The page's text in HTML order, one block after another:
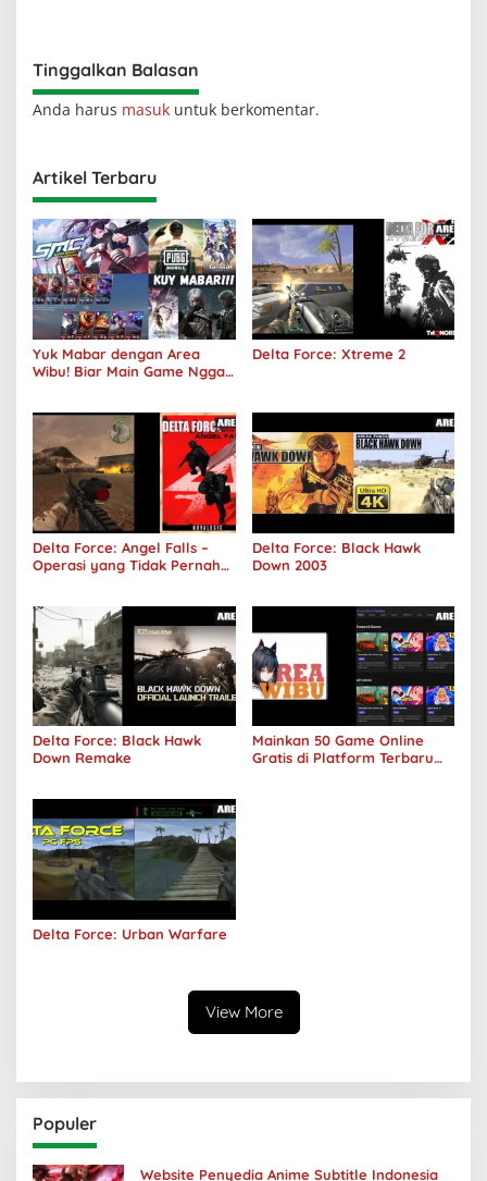
Tinggalkan Balasan
Anda harus masuk untuk berkomentar.
Artikel Terbaru
Yuk Mabar dengan Area
Wibu! Biar Main Game Nggak
Delta Force: Xtreme 2
Delta Force: Angel Falls –
Operasi yang Tidak Pernah
Delta Force: Black Hawk
Down 2003
Delta Force: Black Hawk
Down Remake
Mainkan 50 Game Online
Gratis di Platform Terbaru
Delta Force: Urban Warfare
View More
Populer
Website Penyedia Anime Subtitle Indonesia